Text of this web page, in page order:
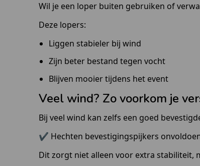
Wil je een loper buiten gebruiken of
Deze lopers:
Liggen stabieler bij wind
Zijn beter bestand tegen vocht
Blijven mooier tijdens het event
Veel wind? Zo voorkom je
Bij veel wind kan zelfs een goed
✔ Hechten bevestigingspijkers
Dit zorgt niet alleen voor extra stabiliteit,